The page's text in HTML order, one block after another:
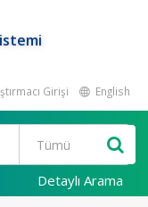
Girişi English
Detaylı Arama